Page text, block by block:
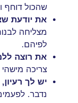
שהכול דוחף
את יודעת
מצליחה
לפיהם.
את רוצה
צריכה
יש לך
נדבר.